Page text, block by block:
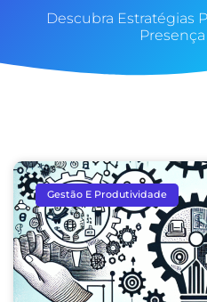
Descubra Estratégias
Gestão E Produtividade